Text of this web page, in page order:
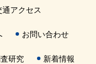
通アクセス
お問い合わせ
研究 新着情報